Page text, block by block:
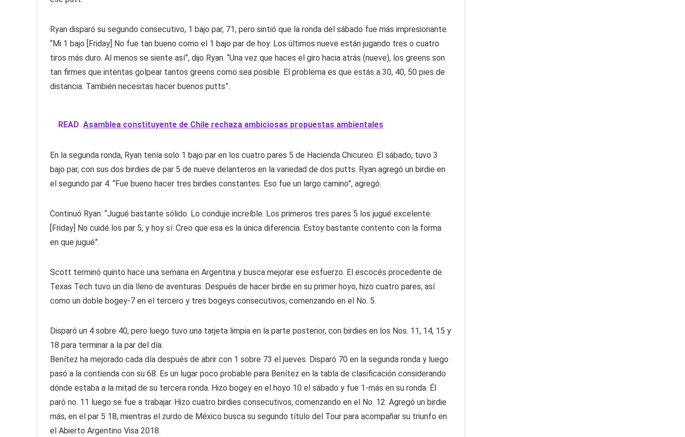
Ryan disparó su segundo consecutivo, 1 bajo par, 71, pero sintió que la ronda del sábado fue más impresionante.
“Mi 1 bajo [Friday] No fue tan bueno como el 1 bajo par de hoy. Los últimos nueve están jugando tres o cuatro
tiros más duro. Al menos se siente así”, dijo Ryan. “Una vez que haces el giro hacia atrás (nueve), los greens son
tan firmes que intentas golpear tantos greens como sea posible. El problema es que estás a 30, 40, 50 pies de
distancia. También necesitas hacer buenos putts”.
READ Asamblea constituyente de Chile rechaza ambiciosas propuestas ambientales
En la segunda ronda, Ryan tenía solo 1 bajo par en los cuatro pares 5 de Hacienda Chicureo. El sábado, tuvo 3
bajo par, con sus dos birdies de par 5 de nueve delanteros en la variedad de dos putts. Ryan agregó un birdie en
el segundo par 4. “Fue bueno hacer tres birdies constantes. Eso fue un largo camino”, agregó.
Continuó Ryan: “Jugué bastante sólido. Lo conduje increíble. Los primeros tres pares 5 los jugué excelente.
[Friday] No cuidé los par 5, y hoy sí. Creo que esa es la única diferencia. Estoy bastante contento con la forma
en que jugué”.
Scott terminó quinto hace una semana en Argentina y busca mejorar ese esfuerzo. El escocés procedente de
Texas Tech tuvo un día lleno de aventuras. Después de hacer birdie en su primer hoyo, hizo cuatro pares, así
como un doble bogey-7 en el tercero y tres bogeys consecutivos, comenzando en el No. 5.
Disparó un 4 sobre 40, pero luego tuvo una tarjeta limpia en la parte posterior, con birdies en los Nos. 11, 14, 15 y
18 para terminar a la par del día.
Benítez ha mejorado cada día después de abrir con 1 sobre 73 el jueves. Disparó 70 en la segunda ronda y luego
pasó a la contienda con su 68. Es un lugar poco probable para Benítez en la tabla de clasificación considerando
dónde estaba a la mitad de su tercera ronda. Hizo bogey en el hoyo 10 el sábado y fue 1-más en su ronda. Él
paró no. 11 luego se fue a trabajar. Hizo cuatro birdies consecutivos, comenzando en el No. 12. Agregó un birdie
más, en el par 5 18, mientras el zurdo de México busca su segundo título del Tour para acompañar su triunfo en
el Abierto Argentino Visa 2018.